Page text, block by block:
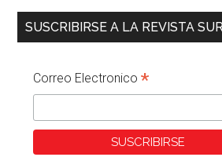
SUSCRIBIRSE A LA REVISTA SUR
Correo Electronico*